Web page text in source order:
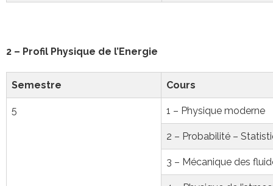
2 – Profil Physique de l’Energie
Semestre Cours
5 1 – Physique moderne
2 – Probabilité –
3 – Mécanique des